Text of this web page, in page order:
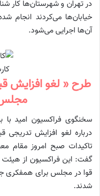
در تهران و شهرستان‌ها کار
خیابان‌ها می‌کردند انجام
آن‌ها اجرایی می‌شود.
طرح « لغو افزایش
سخنگوی فراکسیون امید با
درباره لغو افزایش
تاکیدات صبح امروز مقام
گفت: این فراکسیون از
قوا در مجلس برای همفکری
شدند.